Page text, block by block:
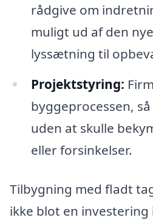
rådgive om
muligt ud af den
lyssætning til
Projektstyring:
byggeprocessen,
uden at skulle
eller forsinkelser.
Tilbygning med fladt
ikke blot en investering